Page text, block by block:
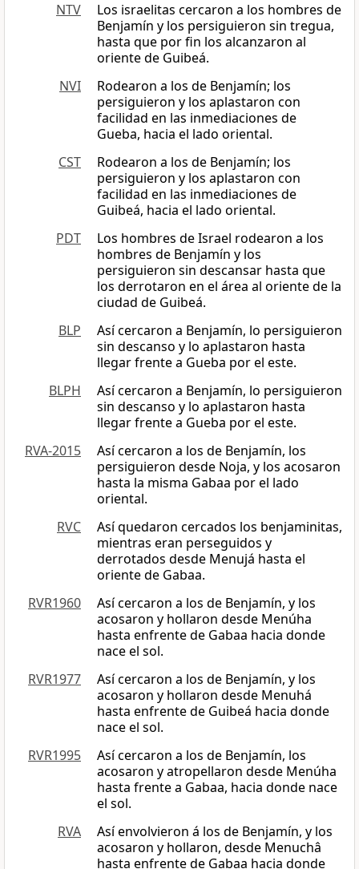
NTV
Los israelitas cercaron a los hombres de
Benjamín y los persiguieron sin tregua,
hasta que por fin los alcanzaron al
oriente de Guibeá.
NVI
Rodearon a los de Benjamín; los
persiguieron y los aplastaron con
facilidad en las inmediaciones de
Gueba, hacia el lado oriental.
CST
Rodearon a los de Benjamín; los
persiguieron y los aplastaron con
facilidad en las inmediaciones de
Guibeá, hacia el lado oriental.
PDT
Los hombres de Israel rodearon a los
hombres de Benjamín y los
persiguieron sin descansar hasta que
los derrotaron en el área al oriente de la
ciudad de Guibeá.
BLP
Así cercaron a Benjamín, lo persiguieron
sin descanso y lo aplastaron hasta
llegar frente a Gueba por el este.
BLPH
Así cercaron a Benjamín, lo persiguieron
sin descanso y lo aplastaron hasta
llegar frente a Gueba por el este.
RVA-2015
Así cercaron a los de Benjamín, los
persiguieron desde Noja, y los acosaron
hasta la misma Gabaa por el lado
oriental.
RVC
Así quedaron cercados los benjaminitas,
mientras eran perseguidos y
derrotados desde Menujá hasta el
oriente de Gabaa.
RVR1960
Así cercaron a los de Benjamín, y los
acosaron y hollaron desde Menúha
hasta enfrente de Gabaa hacia donde
nace el sol.
RVR1977
Así cercaron a los de Benjamín, y los
acosaron y hollaron desde Menuhá
hasta enfrente de Guibeá hacia donde
nace el sol.
RVR1995
Así cercaron a los de Benjamín, los
acosaron y atropellaron desde Menúha
hasta frente a Gabaa, hacia donde nace
el sol.
RVA
Así envolvieron á los de Benjamín, y los
acosaron y hollaron, desde Menuchâ
hasta enfrente de Gabaa hacia donde